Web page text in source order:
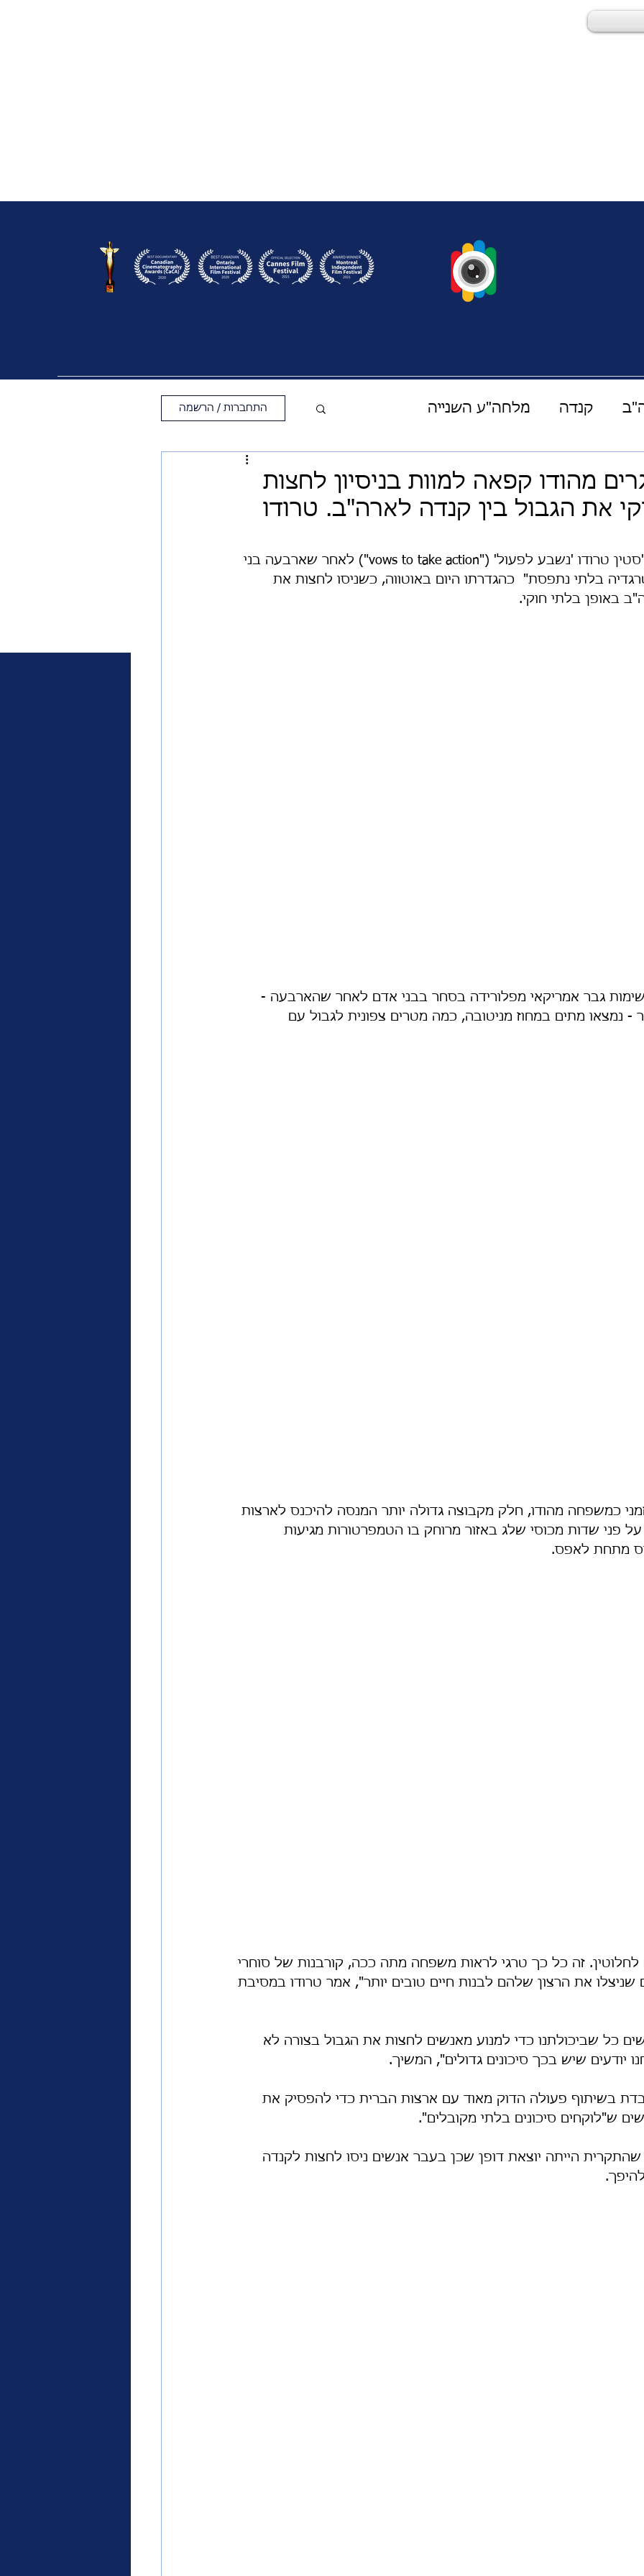
קנדה מלחה"ע השנייה
מהמרפסת אחד על אחד
סיפורי מונשיין אירופה
התחברות / הרשמה
מהודו קפאה למוות בניסיון לחצות
את הגבול בין קנדה לארה"ב. טרודו
ראש ממשלת קנדה ג'סטין טרודו 'נשבע לפעול' ("vows to take action") לאחר שארבעה בני
בלתי נתפסת"  כהגדרתו היום באוטווה, כשניסו לחצות את
באופן בלתי חוקי.
גבר אמריקאי מפלורידה בסחר בבני אדם לאחר שהארבעה -
- נמצאו מתים במחוז מניטובה, כמה מטרים צפונית לגבול עם
כמשפחה מהודו, חלק מקבוצה גדולה יותר המנסה להיכנס לארצות
פני שדות מכוסי שלג באזור מרוחק בו הטמפרטורות מגיעות
מתחת לאפס.
לחלוטין. זה כל כך טרגי לראות משפחה מתה ככה, קורבנות של סוחרי
שניצלו את הרצון שלהם לבנות חיים טובים יותר", אמר טרודו במסיבת
כל שביכולתנו כדי למנוע מאנשים לחצות את הגבול בצורה לא
יודעים שיש בכך סיכונים גדולים", המשיך.
בשיתוף פעולה הדוק מאוד עם ארצות הברית כדי להפסיק את
ש"לוקחים סיכונים בלתי מקובלים".
שהתקרית הייתה יוצאת דופן שכן בעבר אנשים ניסו לחצות לקנדה